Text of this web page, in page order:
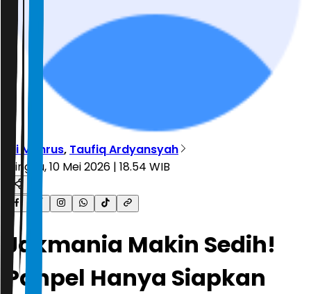
Ali Mahrus, Taufiq Ardyansyah
Minggu, 10 Mei 2026 | 18.54 WIB
Jakmania Makin Sedih!
Panpel Hanya Siapkan